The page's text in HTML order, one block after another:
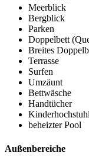
Meerblick
Bergblick
Parken
Doppelbett
Breites
Terrasse
Surfen
Umzäunt
Bettwäsche
Handtücher
beheizter Pool
Außenbereiche